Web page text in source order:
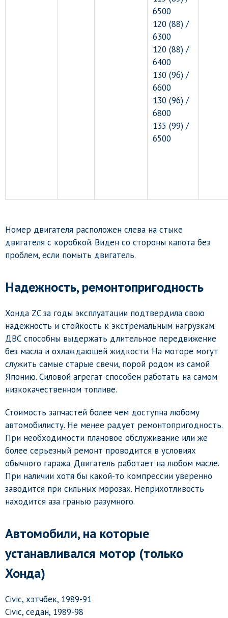
6500
120 (88) /
6300
120 (88) /
6400
130 (96) /
6600
130 (96) /
6800
135 (99) /
6500
Номер двигателя расположен слева на стыке
двигателя с коробкой. Виден со стороны капота без
проблем, если помыть двигатель.
Надежность, ремонтопригодность
Хонда ZC за годы эксплуатации подтвердила свою
надежность и стойкость к экстремальным нагрузкам.
ДВС способны выдержать длительное передвижение
без масла и охлаждающей жидкости. На моторе могут
служить самые старые свечи, порой родом из самой
Японию. Силовой агрегат способен работать на самом
низкокачественном топливе.
Стоимость запчастей более чем доступна любому
автомобилисту. Не менее радует ремонтопригодность.
При необходимости плановое обслуживание или же
более серьезный ремонт проводится в условиях
обычного гаража. Двигатель работает на любом масле.
При наличии хотя бы какой-то компрессии уверенно
заводится при сильных морозах. Неприхотливость
находится аза гранью разумного.
Автомобили, на которые
устанавливался мотор (только
Хонда)
Civic, хэтчбек, 1989-91
Civic, седан, 1989-98